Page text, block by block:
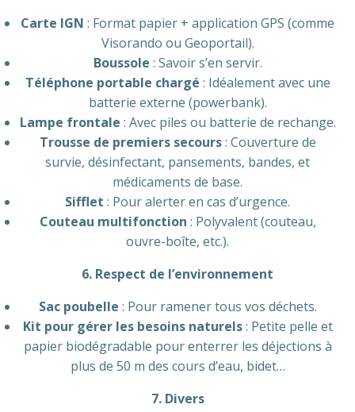
Carte IGN : Format papier + application GPS (comme
Visorando ou Geoportail).
Boussole : Savoir s’en servir.
Téléphone portable chargé : Idéalement avec une
batterie externe (powerbank).
Lampe frontale : Avec piles ou batterie de rechange.
Trousse de premiers secours: Couverture de
survie, désinfectant, pansements, bandes, et
médicaments de base.
Sifflet : Pour alerter en cas d’urgence.
Couteau multifonction : Polyvalent (couteau,
ouvre-boîte, etc.).
6. Respect de l’environnement
Sac poubelle : Pour ramener tous vos déchets.
Kit pour gérer les besoins naturels: Petite pelle et
papier biodégradable pour enterrer les déjections à
plus de 50 m des cours d’eau, bidet…
7. Divers